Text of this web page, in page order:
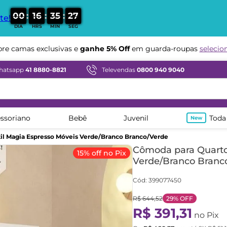
00
DIA
: 16
HRS
: 35
MIN
: 26
SEG
Compre em ate 12x sem juros
41 8880-8821 Televendas 0800 940 9040
Bebê Juvenil
Magia Espresso Móveis Verde/Branco Branco/Verde
15% off no Pix
Cômoda para
Verde/Branco
Cód: 399077450
R$ 644,52 29%OFF
R$ 391,31 no Pix